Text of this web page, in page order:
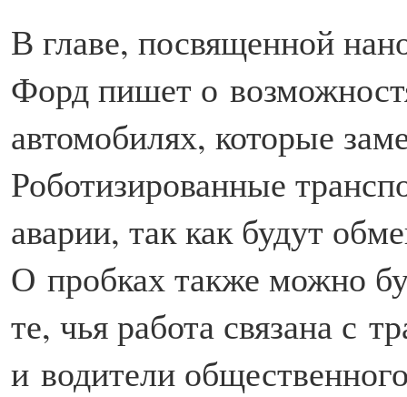
В главе, посвященной
Форд пишет о
автомобилях, которые
Роботизированные
аварии, так как будут
О пробках также можно
те, чья работа связана с
и водители